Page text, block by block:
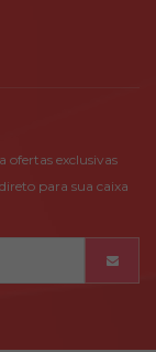
ofertas exclusivas
para sua caixa